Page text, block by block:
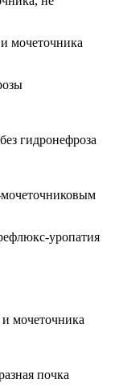
мочеточника
гидронефроза
уропатия
мочеточника
почка